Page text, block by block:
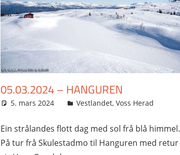
05.03.2024 – HANGUREN
5. mars 2024 Svein
Vestlandet,Voss Herad
Ein strålandes flott dag med sol frå blå himmel.
På tur frå Skulestadmo til Hanguren med retur